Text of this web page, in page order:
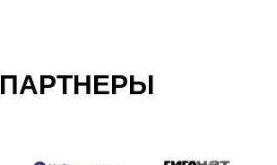
ПАРТНЕРЫ